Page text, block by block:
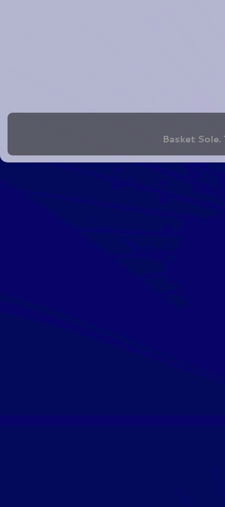
Basket